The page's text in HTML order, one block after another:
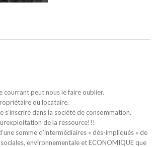
courrant peut nous le faire oublier.
ou locataire.
dans la société de consommation.
de la ressource!!!
somme d’intermédiaires « dés-impliqués » de
environnementale et ECONOMIQUE que